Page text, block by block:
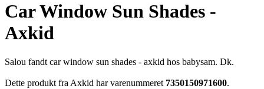
Car Window Sun Shades -
Axkid
Salou fandt car window sun shades - axkid hos babysam. Dk.
Dette produkt fra Axkid har varenummeret 7350150971600.